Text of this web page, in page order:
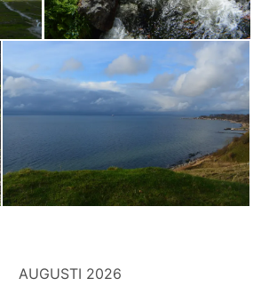
AUGUSTI 2026